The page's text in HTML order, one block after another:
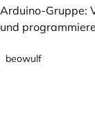
Arduino-Gruppe:
und
beowulf